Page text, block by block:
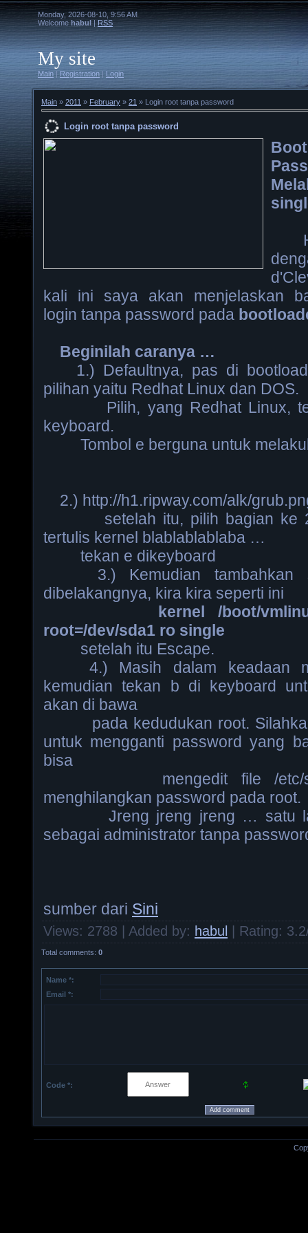
Monday, 2026-08-10, 9:56 AM
Welcome habul | RSS
My site
Main|Registration| Login
Main » 2011 » February » 21 » Login root tanpa password
Login root tanpa password
kali ini saya akan menjelaskan
login tanpa password pada
Beginilah caranya …
1.) Defaultnya, pas di
pilihan yaitu Redhat Linux dan DOS.
Pilih, yang Redhat Linux,
keyboard.
Tombol e berguna untuk
2.) http://h1.ripway.com/alk/
setelah itu, pilih bagian ke 2
tertulis kernel blablablablaba …
tekan e dikeyboard
3.) Kemudian tambahkan
dibelakangnya, kira kira seperti ini
kernel /boot/vmlinuz-
root=/dev/sda1 ro single
setelah itu Escape.
4.) Masih dalam keadaan
kemudian tekan b di keyboard
akan di bawa
pada kedudukan root.
untuk mengganti password yang
bisa
mengedit file /etc/
menghilangkan password pada root.
Jreng jreng jreng … satu
sebagai administrator tanpa
sumber dari Sini
Views: 2788 | Added by: habul | Rating: 3.2
Total comments: 0
Name *:
Email *:
Code *: